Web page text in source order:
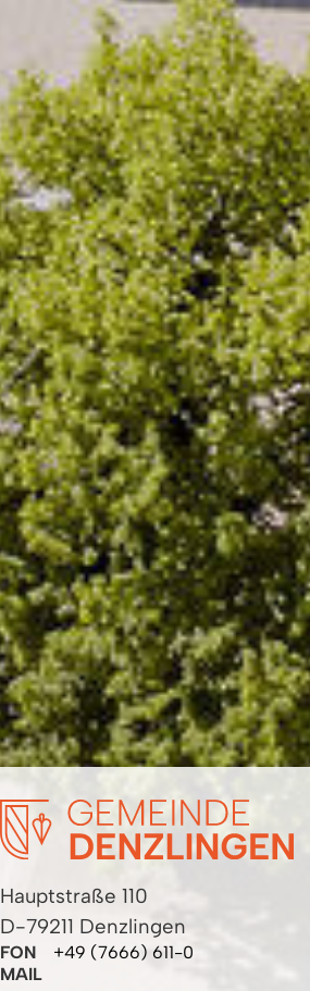
Hauptstraße 110
D-79211 Denzlingen
FON
+49 (7666) 611-0
MAIL